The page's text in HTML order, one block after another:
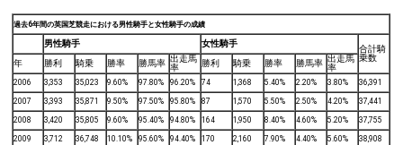
過去6年間の英国芝競走における男性騎手と女性騎手の成績
男性騎手 女性騎手
合計騎
乗数
年 勝利 騎乗 勝率 勝馬率 出走馬
率
勝利 騎乗 勝率 勝馬率 出走馬
率
2006 3,353 35,023 9.60% 97.80% 96.20% 74 1,368 5.40% 2.20% 3.80% 36,391
2007 3,393 35,871 9.50% 97.50% 95.80% 87 1,570 5.50% 2.50% 4.20% 37,441
2008 3,420 35,805 9.60% 95.40% 94.80% 164 1,950 8.40% 4.60% 5.20% 37,755
2009 3,712 36,748 10.10% 95.60% 94.40% 170 2,160 7.90% 4.40% 5.60% 38,908